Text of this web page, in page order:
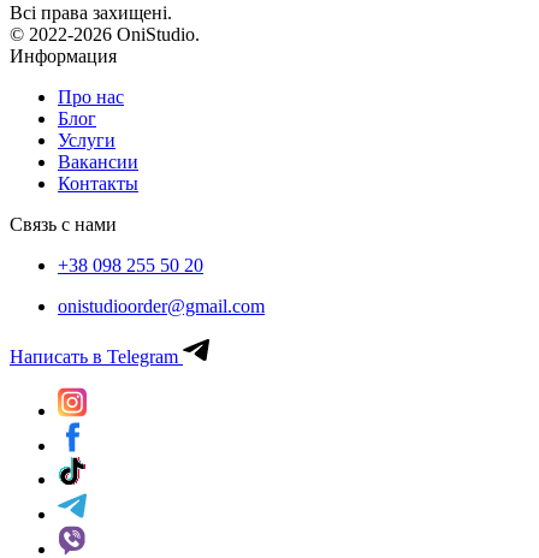
Всі права захищені.
© 2022-2026 OniStudio.
Информация
Про нас
Блог
Услуги
Вакансии
Контакты
Связь с нами
+38 098 255 50 20
onistudioorder@gmail.com
Написать в Telegram